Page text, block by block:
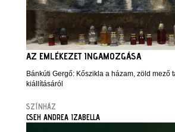
AZ EMLÉKEZET INGAMOZGÁSA
Bánkúti Gergő: Kőszikla a házam, zöld mező
kiállításáról
SZÍNHÁZ
CSEH ANDREA IZABELLA